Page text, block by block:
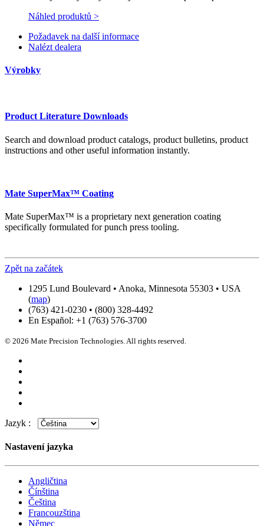
Náhled produktů >
Požadavek na další informace
Nalézt dealera
Výrobky
Product Literature Downloads
Search and download product catalogs, product bulletins, product
instructions and other useful information instantly.
Mate SuperMax™ Coating
Mate SuperMax™ is a proprietary next generation coating
specifically formulated for punch press tooling.
Zpět na začátek
1295 Lund Boulevard • Anoka, Minnesota 55303 • USA
(map)
(763) 421-0230 • (800) 328-4492
En Español: +1 (763) 576-3700
© 2026 Mate Precision Technologies. All rights reserved.
Jazyk :
Nastavení jazyka
Angličtina
Čínština
Čeština
Francouzština
Němec